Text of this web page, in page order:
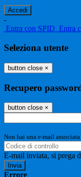
-
Entra con SPID Entra
Seleziona utente
button close ×
Recupero
button close ×
Non hai una e-mail
E-mail inviata, si prega
Errore